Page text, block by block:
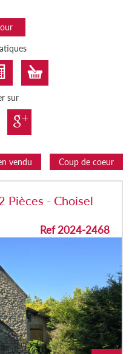
sur
vendu Coup de coeur
Pièces - Choisel
Ref 2024-2468